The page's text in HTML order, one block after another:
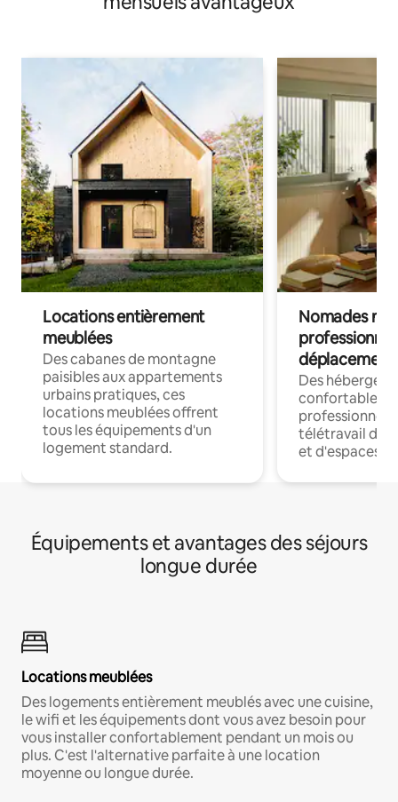
Locations entièrement
meublées
Des cabanes de montagne
paisibles aux appartements
urbains pratiques, ces
locations meublées offrent
tous les équipements d'un
logement standard.
Nomades
déplacement
Des
confortables
professionnels
télétravail
et d'espaces
Équipements et avantages des séjours
longue durée
Locations meublées
Des logements entièrement meublés avec une cuisine,
le wifi et les équipements dont vous avez besoin pour
vous installer confortablement pendant un mois ou
plus. C'est l'alternative parfaite à une location
moyenne ou longue durée.